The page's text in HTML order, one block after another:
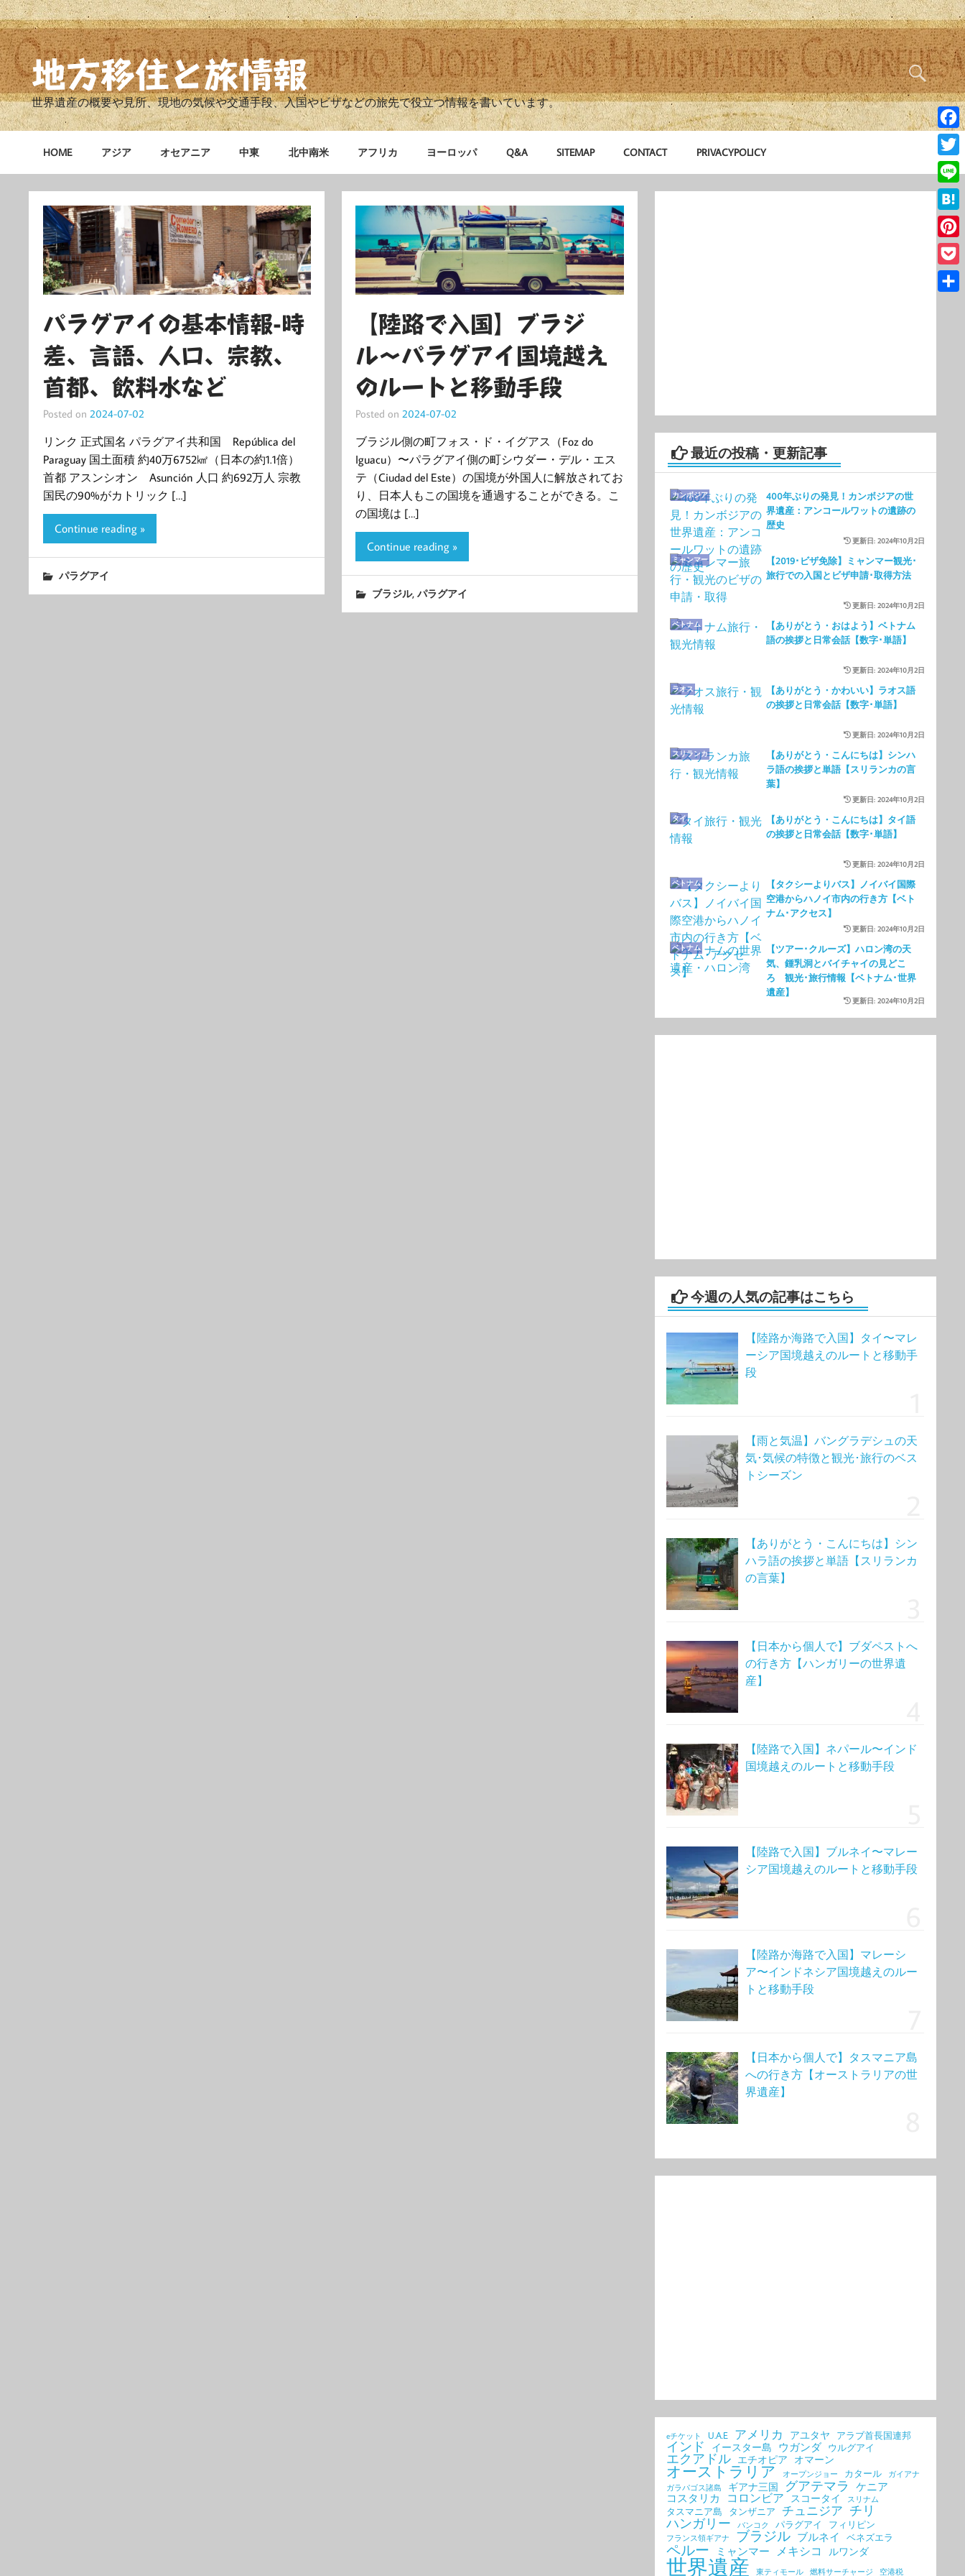
Skip
to
content
地方移住と旅情報
世界遺産の概要や見所、現地の気候や交通手段、入国やビザなどの旅先で役立つ情報を書いています。
HOME アジア オセアニア 中東 北中南米 アフリカ ヨーロッパ Q&A SITEMAP CONTACT PRIVACYPOLICY
パラグアイの基本情報-時
差、言語、人口、宗教、
首都、飲料水など
Posted on 2024-07-02
リンク 正式国名 パラグアイ共和国 República del
Paraguay 国土面積 約40万6752㎢（日本の約1.1倍）
首都 アスンシオン Asunción 人口 約692万人 宗教
国民の90%がカトリック […]
Continue reading »
パラグアイ
【陸路で入国】ブラジ
ル〜パラグアイ国境越え
のルートと移動手段
Posted on2024-07-02
ブラジル側の町フォス・ド・イグアス（Foz do
Iguacu）〜パラグアイ側の町シウダー・デル・エス
テ（Ciudad del Este）の国境が外国人に解放されてお
り、日本人もこの国境を通過することができる。こ
の国境は […]
Continue reading »
ブラジル,パラグアイ
最近の投稿・更新記事
400年ぶりの発見！カンボジアの世
界遺産：アンコールワットの遺跡の
歴史
カンボジア
更新日: 2024年10月2日
【2019･ビザ免除】ミャンマー観光･
旅行での入国とビザ申請･取得方法
ミャンマー
更新日: 2024年10月2日
【ありがとう・おはよう】ベトナム
語の挨拶と日常会話【数字･単語】
ベトナム
更新日: 2024年10月2日
【ありがとう・かわいい】ラオス語
の挨拶と日常会話【数字･単語】
ラオス
更新日: 2024年10月2日
【ありがとう・こんにちは】シンハ
ラ語の挨拶と単語【スリランカの言
葉】
スリランカ
更新日: 2024年10月2日
【ありがとう・こんにちは】タイ語
の挨拶と日常会話【数字･単語】
タイ
更新日: 2024年10月2日
【タクシーよりバス】ノイバイ国際
空港からハノイ市内の行き方【ベト
ナム･アクセス】
ベトナム
更新日: 2024年10月2日
【ツアー･クルーズ】ハロン湾の天
気、鍾乳洞とバイチャイの見どこ
ろ 観光･旅行情報【ベトナム･世界
遺産】
ベトナム
更新日: 2024年10月2日
今週の人気の記事はこちら
【陸路か海路で入国】タイ〜マレ
ーシア国境越えのルートと移動手
段
【雨と気温】バングラデシュの天
気･気候の特徴と観光･旅行のベス
トシーズン
【ありがとう・こんにちは】シン
ハラ語の挨拶と単語【スリランカ
の言葉】
【日本から個人で】ブダペストへ
の行き方【ハンガリーの世界遺
産】
【陸路で入国】ネパール〜インド
国境越えのルートと移動手段
【陸路で入国】ブルネイ〜マレー
シア国境越えのルートと移動手段
【陸路か海路で入国】マレーシ
ア〜インドネシア国境越えのルー
トと移動手段
【日本から個人で】タスマニア島
への行き方【オーストラリアの世
界遺産】
eチケット U.A.E アメリカ アユタヤ アラブ首長国連邦
インド イースター島 ウガンダ ウルグアイ
エクアドル エチオピア オマーン
オーストラリア オープンジョー カタール
ガイアナ
ガラパゴス諸島
ギアナ三国 グアテマラ
ケニア
コスタリカ
コロンビア スコータイ スリナム
タスマニア島 タンザニア チュニジア チリ
ハンガリー バンコク パラグアイ フィリピン
フランス領ギアナ ブラジル ブルネイ ベネズエラ
ペルー ミャンマー メキシコ ルワンダ
世界遺産 東ティモール 燃料サーチャージ 空港税
Line